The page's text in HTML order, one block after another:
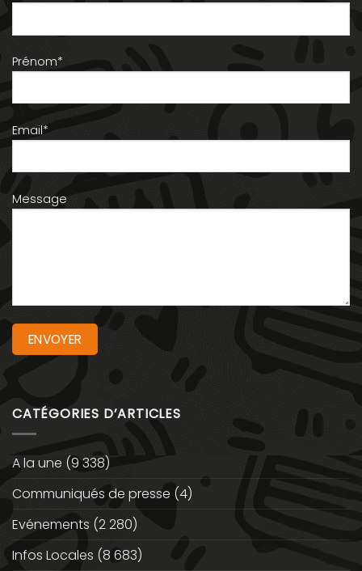
Prénom*
Email*
Message
CATÉGORIES D’ARTICLES
A la une (9 338)
Communiqués de presse (4)
Evénements (2 280)
Infos Locales (8 683)